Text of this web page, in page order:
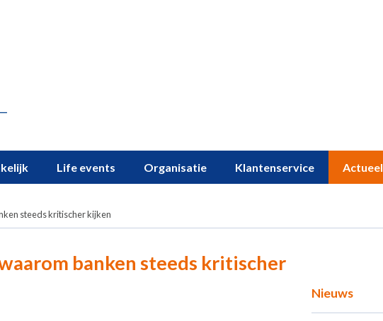
Life events Organisatie Klantenservice Actueel
steeds kritischer kijken
banken steeds kritischer
Nieuws